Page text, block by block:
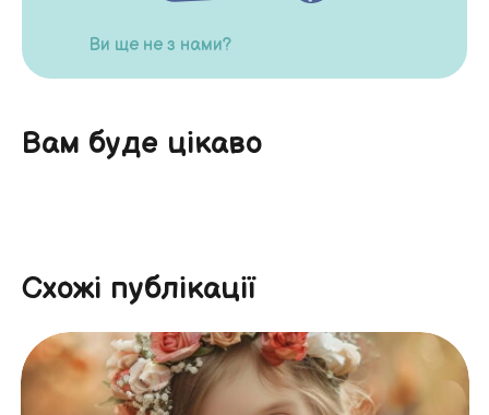
Ви ще не з нами?
Вам буде цікаво
Схожі публікації